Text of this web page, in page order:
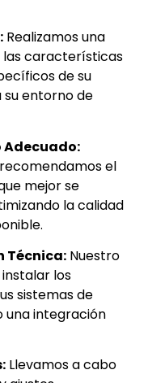
Realizamos una
características
de su
su entorno de
Adecuado:
el
mejor se
la calidad
Técnica: Nuestro
los
sistemas de
una integración
Llevamos a cabo